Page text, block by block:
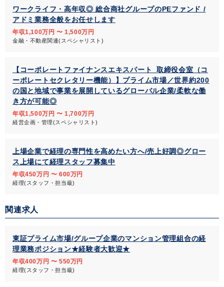
ワークライフ・高年収◎ 総合商社グループのPEファンド /
アドミ業務全般をお任せします
年収1,100万円 〜 1,500万円
金融・不動産関連(スペシャリスト)
【コーポレートファイナンスエキスパート_取締役会室（コ
ーポレートセクレタリー機能）】プライム市場／世界約200
の国と地域で事業を展開しているグローバル企業/柔軟な働
き方が可能◎
年収1,500万円 〜 1,700万円
経営企画・管理(スペシャリスト)
上場企業で経理の専門性を高めたい方へ/売上好調◎グロー
ス上場にて経理スタッフ募集中
年収450万円 〜 600万円
経理(スタッフ・担当級)
関連求人
東証プライム市場/グループ企業のマンション管理組合の経
理業務ポジション★経験者大歓迎★
年収400万円 〜 550万円
経理(スタッフ・担当級)